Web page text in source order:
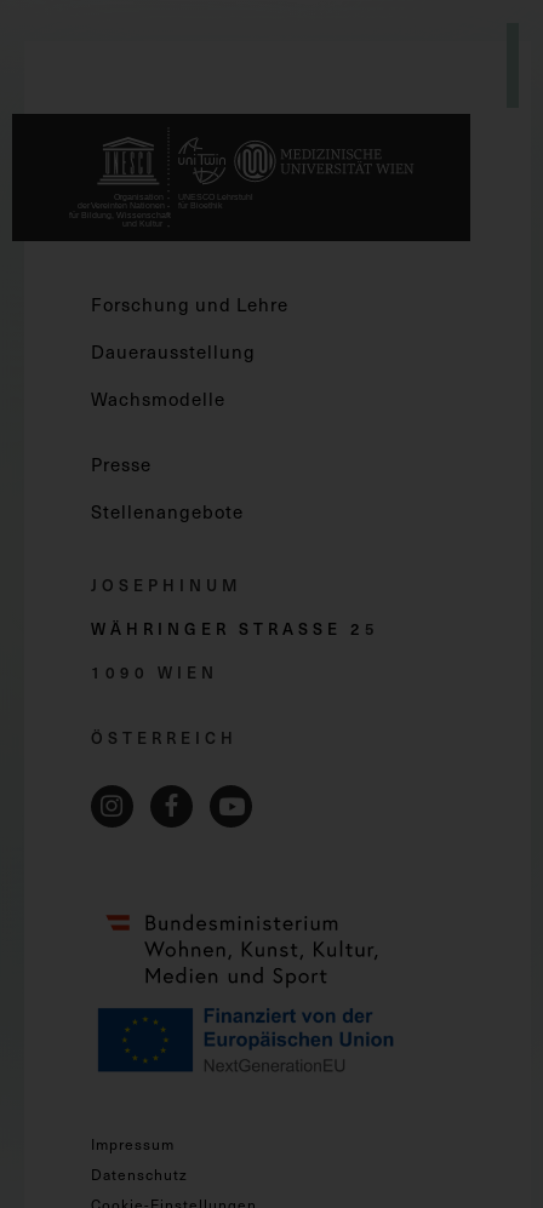
Forschung und Lehre
Dauerausstellung
Wachsmodelle
Presse
Stellenangebote
JOSEPHINUM
WÄHRINGER STRASSE 2 5
1090 WIEN
ÖSTERREICH
Impressum
Datenschutz